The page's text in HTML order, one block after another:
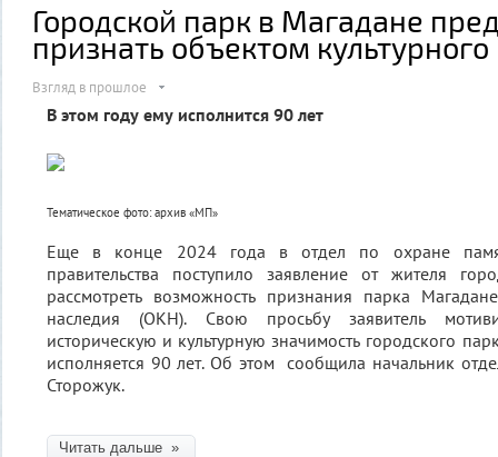
Городской парк в Магадане
признать объектом
Взгляд в прошлое
В этом году ему исполнится 90 лет
Тематическое фото: архив «МП»
Еще в конце 2024 года в отдел по охране
правительства поступило заявление от жителя
рассмотреть возможность признания парка
наследия (ОКН). Свою просьбу заявитель
историческую и культурную значимость городского
исполняется 90 лет. Об этом сообщила начальник
Сторожук.
Читать дальше »